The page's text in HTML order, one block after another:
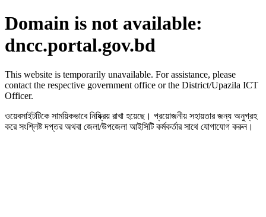
Domain is not available:
dncc.portal.gov.bd
This website is temporarily unavailable. For assistance, please
contact the respective government office or the District/Upazila ICT
Officer.
ওয়েবসাইটটিকে সাময়িকভাবে নিষ্ক্রিয় রাখা হয়েছে। প্রয়োজনীয় সহায়তার জন্য অনুগ্রহ
করে সংশ্লিষ্ট দপ্তর অথবা জেলা/উপজেলা আইসিটি কর্মকর্তার সাথে যোগাযোগ করুন।